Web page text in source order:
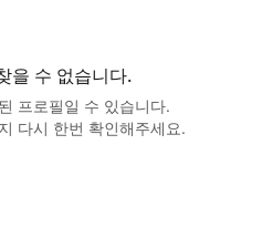
을 수 없습니다.
프로필일 수 있습니다.
다시 한번 확인해주세요.